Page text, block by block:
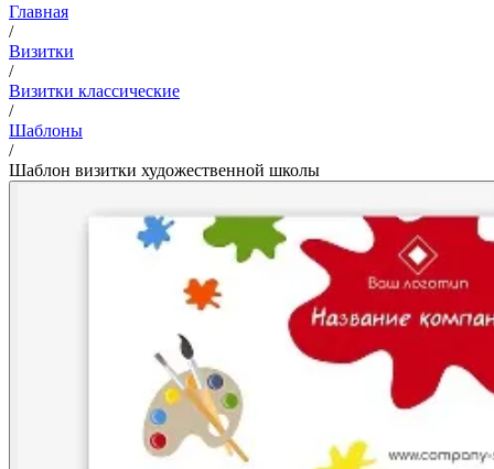
Главная
/
Визитки
/
Визитки классические
/
Шаблоны
/
Шаблон визитки художественной школы